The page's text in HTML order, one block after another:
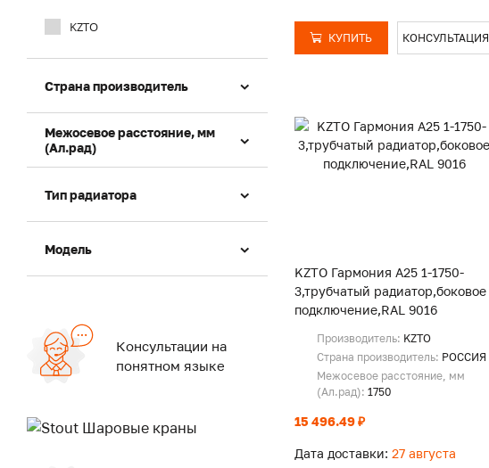
KZTO
Страна производитель
Межосевое расстояние, мм
(Ал.рад)
Тип радиатора
Модель
Консультации на
понятном языке
КУПИТЬ КОНСУЛЬТАЦИЯ
KZTO Гармония А25 1-1750-
3,трубчатый радиатор,боковое
подключение,RAL 9016
Производитель: KZTO
Страна производитель: РОССИЯ
Межосевое расстояние, мм
(Ал.рад): 1750
15 496.49 ₽
Дата доставки: 27 августа